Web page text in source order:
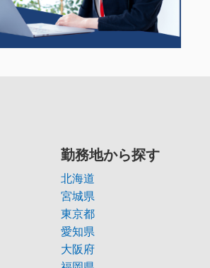
勤務地から探す
北海道
宮城県
東京都
愛知県
大阪府